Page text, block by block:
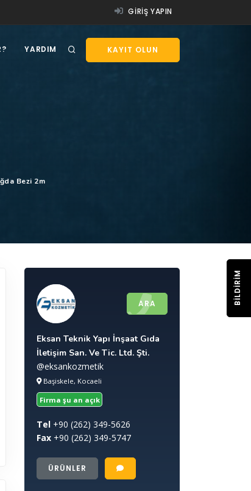
GIRIŞ YAPIN
KAYIT OLUN
YARDIM
Bezi 2m
ARA
Eksan Teknik Yapı İnşaat Gıda
İletişim San. Ve Tic. Ltd. Şti.
@eksankozmetik
Başiskele, Kocaeli
Firma şu an açık
Tel +90 (262) 349-5626
Fax +90 (262) 349-5747
ÜRÜNLER
BILDIRIM